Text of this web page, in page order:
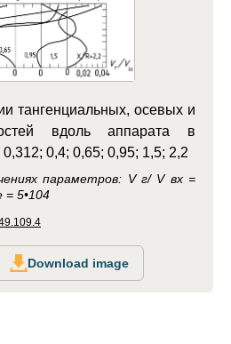
тангенциальных, осевых и
вдоль аппарата в
0,4; 0,65; 0,95; 1,5; 2,2
параметров: V г/ V вх =
= 5•104
Download image